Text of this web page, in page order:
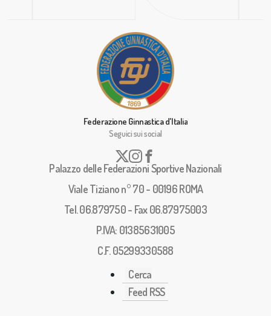
Federazione Ginnastica d'Italia
Seguici sui social
Palazzo delle Federazioni Sportive Nazionali
Viale Tiziano n° 70 - 00196 ROMA
Tel. 06.879750 - Fax 06.87975003
P.IVA: 01385631005
C.F. 05299330588
Cerca
Feed RSS